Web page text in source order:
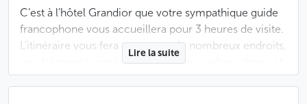
C’est à l’hôtel Grandior que votre sympathique guide
francophone vous accueillera pour 3 heures de visite.
L’itinéraire vous fera passer par de nombreux endroits,
peu fréquentés par les touristes : les ruelles calmes et
pittoresques du quartier du Château et de Malá Strana,
Lire la suite